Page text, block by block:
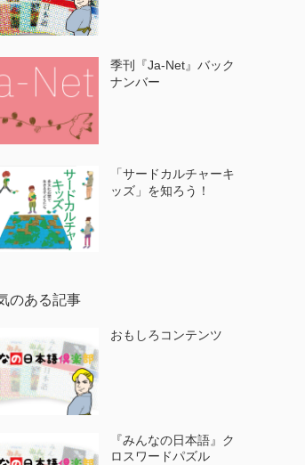
季刊『Ja-Net』バック
ナンバー
「サードカルチャーキ
ッズ」を知ろう！
のある記事
おもしろコンテンツ
『みんなの日本語』ク
ロスワードパズル